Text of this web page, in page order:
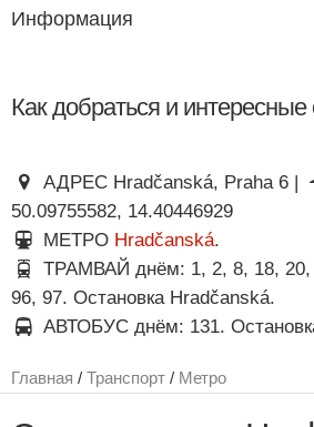
Информация
Как добраться и
АДРЕС Hradčanská, Praha 6 |
50.09755582, 14.40446929
МЕТРО Hradčanská.
ТРАМВАЙ днём: 1, 2, 8, 18, 20,
96, 97. Остановка Hradčanská.
АВТОБУС днём: 131.